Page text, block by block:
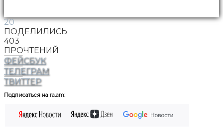
20
ПОДЕЛИЛИСЬ
403
ПРОЧТЕНИЙ
ФЕЙСБУК
ТЕЛЕГРАМ
ТВИТТЕР
Подписаться на ra.am: